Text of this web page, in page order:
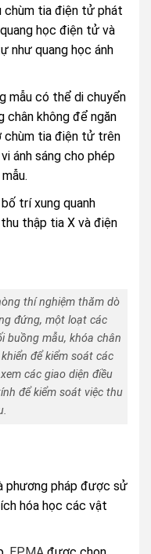
chùm tia điện tử phát
học điện tử và
như quang học ánh
mẫu có thể di chuyển
chân không để ngăn
chùm tia điện tử trên
ánh sáng cho phép
trí xung quanh
thập tia X và điện
thí nghiệm thăm dò
đứng, một loạt các
buồng mẫu, khóa chân
để kiểm soát các
các giao diện điều
để kiểm soát việc thu
phương pháp được sử
hóa học các vật